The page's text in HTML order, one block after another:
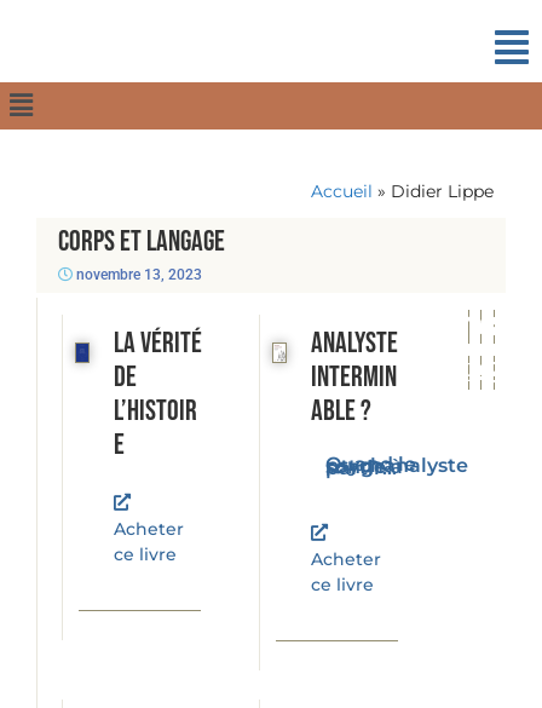
Accueil » Didier Lippe
Corps et langage
novembre 13, 2023
La vérité
de
l’histoir
e
Acheter
ce livre
Analyste
intermin
able ?
Quand le psychanalyste songe à partir...
Acheter
ce livre